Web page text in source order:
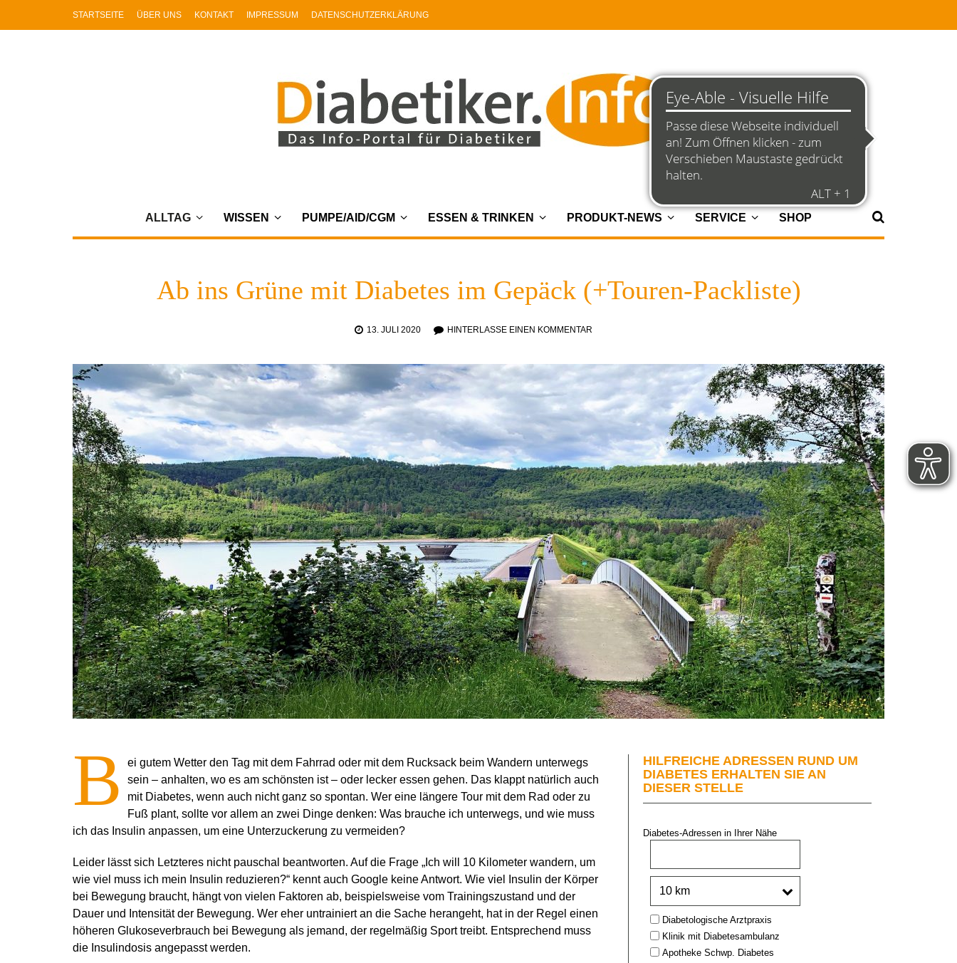
STARTSEITE ÜBER UNS KONTAKT IMPRESSUM DATENSCHUTZERKLÄRUNG
ALLTAG WISSEN PUMPE/AID/CGM ESSEN & TRINKEN PRODUKT-NEWS SERVICE SHOP
Ab ins Grüne mit Diabetes im Gepäck (+Touren-Packliste)
13. JULI 2020 HINTERLASSE EINEN KOMMENTAR
B
ei gutem Wetter den Tag mit dem Fahrrad oder mit dem Rucksack beim Wandern unterwegs
sein – anhalten, wo es am schönsten ist – oder lecker essen gehen. Das klappt natürlich auch
mit Diabetes, wenn auch nicht ganz so spontan. Wer eine längere Tour mit dem Rad oder zu
Fuß plant, sollte vor allem an zwei Dinge denken: Was brauche ich unterwegs, und wie muss
ich das Insulin anpassen, um eine Unterzuckerung zu vermeiden?
Leider lässt sich Letzteres nicht pauschal beantworten. Auf die Frage „Ich will 10 Kilometer wandern, um
wie viel muss ich mein Insulin reduzieren?“ kennt auch Google keine Antwort. Wie viel Insulin der Körper
bei Bewegung braucht, hängt von vielen Faktoren ab, beispielsweise vom Trainingszustand und der
Dauer und Intensität der Bewegung. Wer eher untrainiert an die Sache herangeht, hat in der Regel einen
höheren Glukoseverbrauch bei Bewegung als jemand, der regelmäßig Sport treibt. Entsprechend muss
die Insulindosis angepasst werden.
HILFREICHE ADRESSEN RUND UM
DIABETES ERHALTEN SIE AN
DIESER STELLE
Diabetes-Adressen in Ihrer Nähe
Type:Diabetologische Arztpraxis
Klinik mit Diabetesambulanz
Apotheke Schwp. Diabetes